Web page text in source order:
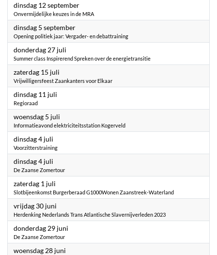
dinsdag 12 september2023
Onvermijdelijke keuzes in de MRA
dinsdag 5 september2023
Opening politiek jaar: Vergader- en debattraining
donderdag 27 juli
Summer class Inspirerend Spreken over de energietransitie
zaterdag 15 juli
Vrijwilligersfeest Zaankanters voor Elkaar
dinsdag 11 juli
Regioraad
woensdag 5 juli
Informatieavond elektriciteitsstation Kogerveld
dinsdag 4 juli
Voorzitterstraining
dinsdag 4 juli
De Zaanse Zomertour
zaterdag 1 juli
Slotbijeenkomst Burgerberaad G1000Wonen Zaanstreek-Waterland
vrijdag 30 juni
Herdenking Nederlands Trans Atlantische Slavernijverleden 2023
donderdag 29 juni
De Zaanse Zomertour
woensdag 28 juni